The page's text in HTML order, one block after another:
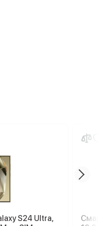
S24 Ultra,